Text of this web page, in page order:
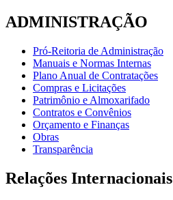
ADMINISTRAÇÃO
Pró-Reitoria de Administração
Manuais e Normas Internas
Plano Anual de Contratações
Compras e Licitações
Patrimônio e Almoxarifado
Contratos e Convênios
Orçamento e Finanças
Obras
Transparência
Relações Internacionais